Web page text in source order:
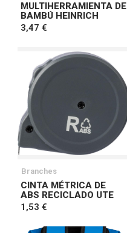
MULTIHERRAMIENTA DE
BAMBÚ HEINRICH
3,47 €
Branches
CINTA MÉTRICA DE
ABS RECICLADO UTE
1,53 €